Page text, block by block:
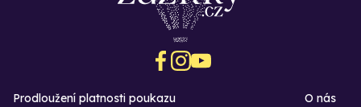
Prodloužení platnosti poukazu
O nás